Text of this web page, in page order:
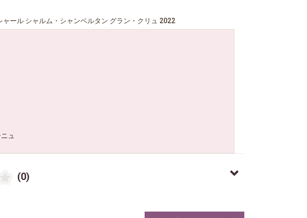
トへ進む
ール シャルム・シャンベルタン グラン・クリュ 2022
ュ
(0)